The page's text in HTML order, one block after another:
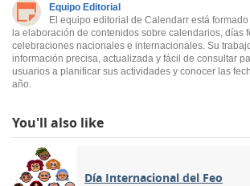
Equipo Editorial
El equipo editorial de Calendarr está
la elaboración de contenidos sobre calendarios, días
celebraciones nacionales e internacionales. Su
información precisa, actualizada y fácil de consultar
usuarios a planificar sus actividades y conocer las
año.
You'll also like
Día Internacional del Feo